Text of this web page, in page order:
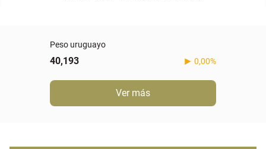
Peso uruguayo
40,193 0,00%
Ver más